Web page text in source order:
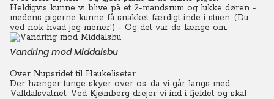
Heldigvis kunne vi blive på et 2-mandsrum og lukke døren -
medens pigerne kunne få snakket færdigt inde i stuen. (Du
ved nok hvad jeg mener!) - Og det var de længe om.
Vandring mod Middalsbu
Over Nupsridet til Haukeliseter
Der hænger tunge skyer over os, da vi går langs med
Valldalsvatnet. Ved Kjømberg drejer vi ind i fjeldet og skal